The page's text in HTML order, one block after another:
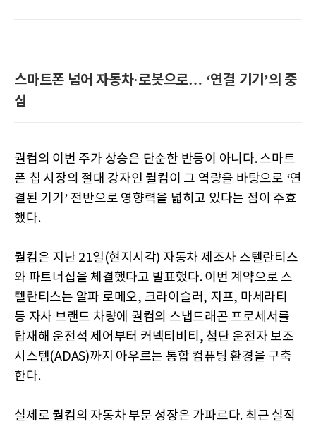
스마트폰 넘어 자동차·로봇으로… ‘연결 기기’의 중
심
퀄컴의 이번 주가 상승은 단순한 반등이 아니다. 스마트
폰 칩 시장의 절대 강자인 퀄컴이 그 역량을 바탕으로 ‘연
결된 기기’ 전반으로 영향력을 넓히고 있다는 점이 주효
했다.
퀄컴은 지난 21일(현지시각) 자동차 제조사 스텔란티스
와 파트너십을 체결했다고 발표했다. 이번 계약으로 스
텔란티스는 알파 로메오, 크라이슬러, 지프, 마세라티
등 자사 브랜드 차량에 퀄컴의 스냅드래곤 프로세서를
탑재해 운전석 제어부터 커넥티비티, 첨단 운전자 보조
시스템(ADAS)까지 아우르는 통합 컴퓨팅 환경을 구축
한다.
실제로 퀄컴의 자동차 부문 성장은 가파르다. 최근 실적